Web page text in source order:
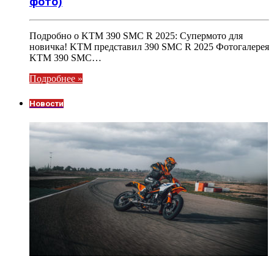
Подробно о KTM 390 SMC R 2025: Супермото для
новичка! KTM представил 390 SMC R 2025 Фотогалерея
KTM 390 SMC…
Подробнее »
Новости